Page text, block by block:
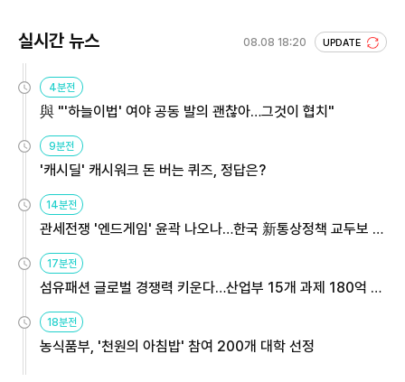
실시간 뉴스 08.08 18:20 UPDATE
4분전
與 "'하늘이법' 여야 공동 발의 괜찮아…그것이 협치"
9분전
'캐시딜' 캐시워크 돈 버는 퀴즈, 정답은?
14분전
관세전쟁 '엔드게임' 윤곽 나오나…한국 新통상정책 교두보 활
17분전
섬유패션 글로벌 경쟁력 키운다…산업부 15개 과제 180억 지
18분전
농식품부, '천원의 아침밥' 참여 200개 대학 선정